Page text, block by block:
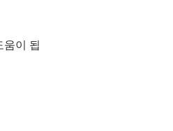
움이 됩